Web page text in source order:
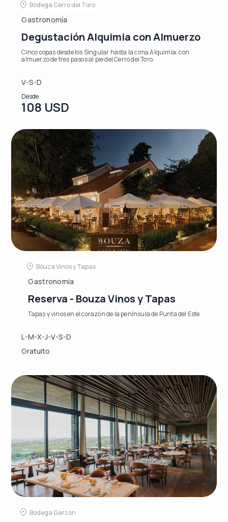
Bodega Cerro del Toro
Gastronomía
Degustación Alquimia con Almuerzo
Cinco copas desde los Singular hasta la cima Alquimia, con
almuerzo de tres pasos al pie del Cerro del Toro.
V-S-D
Desde
108 USD
Bouza Vinos y Tapas
Gastronomía
Reserva - Bouza Vinos y Tapas
Tapas y vinos en el corazón de la península de Punta del Este
L-M-X-J-V-S-D
Gratuito
Bodega Garzón